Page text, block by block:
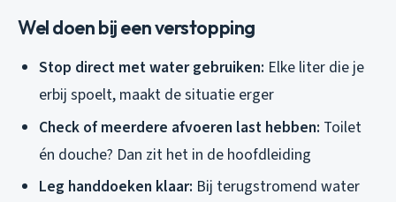
Wel doen bij een verstopping
Stop direct met water gebruiken: Elke liter die je
erbij spoelt, maakt de situatie erger
Check of meerdere afvoeren last hebben: Toilet
én douche? Dan zit het in de hoofdleiding
Leg handdoeken klaar: Bij terugstromend water